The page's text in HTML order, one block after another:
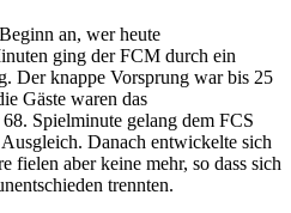
an, wer heute
ging der FCM durch ein
Der knappe Vorsprung war bis 25
Gäste waren das
Spielminute gelang dem FCS
Danach entwickelte sich
fielen aber keine mehr, so dass sich
trennten.